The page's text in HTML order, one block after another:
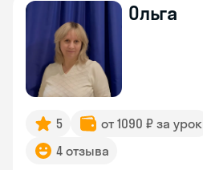
Ольга
5 от 1090 ₽ за урок
4 отзыва